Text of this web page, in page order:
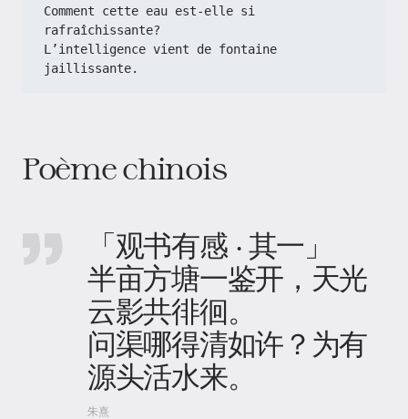
Comment cette eau est-elle si
rafraîchissante?
L’intelligence vient de fontaine
jaillissante.
Poème chinois
「观书有感 · 其一」
半亩方塘一鉴开，天光
云影共徘徊。
问渠哪得清如许？为有
源头活水来。
朱熹